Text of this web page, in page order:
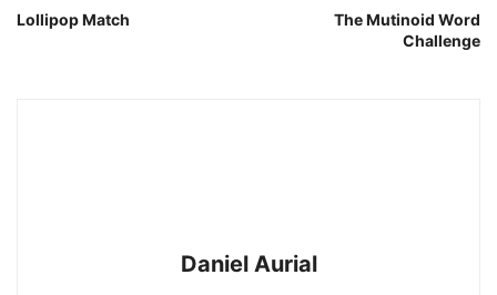
Lollipop Match
The Mutinoid Word
Challenge
Daniel Aurial